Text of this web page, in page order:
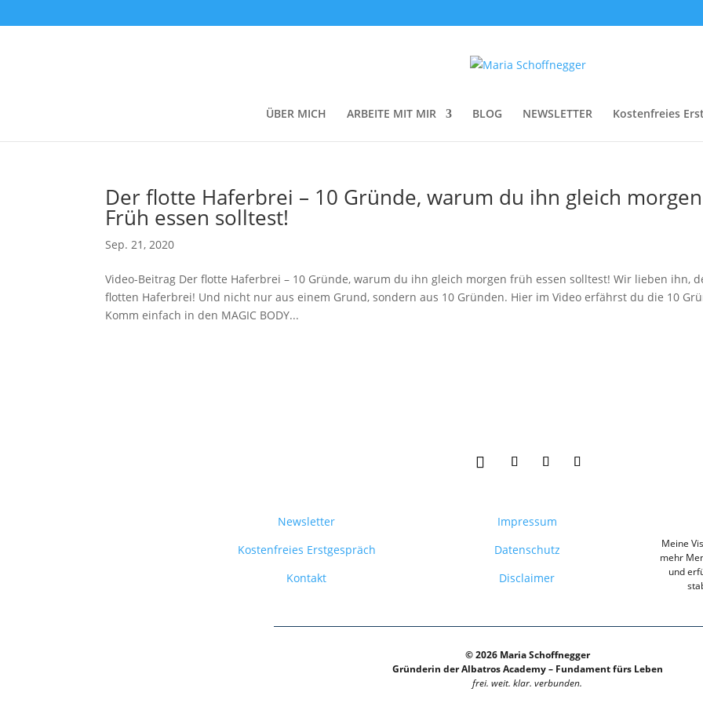
ÜBER MICH ARBEITE MIT MIR BLOG NEWSLETTER Kostenfreies
Der flotte Haferbrei – 10 Gründe, warum du ihn gleich morgen
Früh essen solltest!
Sep. 21, 2020
Video-Beitrag Der flotte Haferbrei – 10 Gründe, warum du ihn gleich morgen früh essen solltest! Wir lieben ihn,
flotten Haferbrei! Und nicht nur aus einem Grund, sondern aus 10 Gründen. Hier im Video erfährst du die 10
Komm einfach in den MAGIC BODY...
Newsletter
Kostenfreies Erstgespräch
Kontakt
Impressum
Datenschutz
Disclaimer
Meine
mehr
und
© 2026 Maria Schoffnegger
Gründerin der Albatros Academy – Fundament fürs Leben
frei. weit. klar. verbunden.